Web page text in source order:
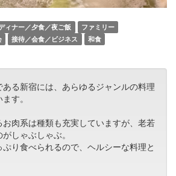
ィナー／夕食／夜ご飯
ファミリー
接待／会食／ビジネス 和食
る新宿には、あらゆるジャンルの料理
す。
肉系は種類も充実していますが、老若
しゃぶしゃぶ。
り食べられるので、ヘルシーな料理と